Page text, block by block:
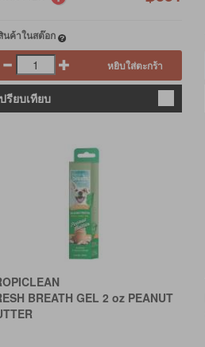
นค้าในสต๊อก
หยิบใส่ตะกร้า
รียบเทียบ
BREATH GEL 2 oz PEANUT